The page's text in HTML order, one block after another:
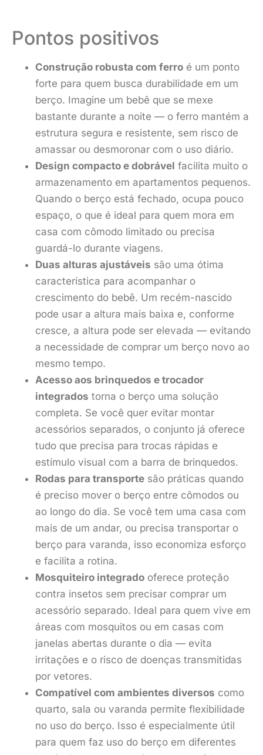
Pontos positivos
Construção robusta com ferro é um ponto
forte para quem busca durabilidade em um
berço. Imagine um bebê que se mexe
bastante durante a noite — o ferro mantém a
estrutura segura e resistente, sem risco de
amassar ou desmoronar com o uso diário.
Design compacto e dobrável facilita muito o
armazenamento em apartamentos pequenos.
Quando o berço está fechado, ocupa pouco
espaço, o que é ideal para quem mora em
casa com cômodo limitado ou precisa
guardá-lo durante viagens.
Duas alturas ajustáveis são uma ótima
característica para acompanhar o
crescimento do bebê. Um recém-nascido
pode usar a altura mais baixa e, conforme
cresce, a altura pode ser elevada — evitando
a necessidade de comprar um berço novo ao
mesmo tempo.
Acesso aos brinquedos e trocador
integrados torna o berço uma solução
completa. Se você quer evitar montar
acessórios separados, o conjunto já oferece
tudo que precisa para trocas rápidas e
estímulo visual com a barra de brinquedos.
Rodas para transporte são práticas quando
é preciso mover o berço entre cômodos ou
ao longo do dia. Se você tem uma casa com
mais de um andar, ou precisa transportar o
berço para varanda, isso economiza esforço
e facilita a rotina.
Mosquiteiro integrado oferece proteção
contra insetos sem precisar comprar um
acessório separado. Ideal para quem vive em
áreas com mosquitos ou em casas com
janelas abertas durante o dia — evita
irritações e o risco de doenças transmitidas
por vetores.
Compatível com ambientes diversos como
quarto, sala ou varanda permite flexibilidade
no uso do berço. Isso é especialmente útil
para quem faz uso do berço em diferentes